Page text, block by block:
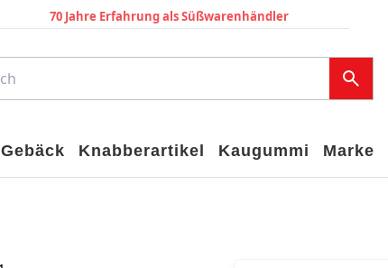
70 Jahre Erfahrung als Süßwarenhändler
Gebäck Knabberartikel Kaugummi Marke